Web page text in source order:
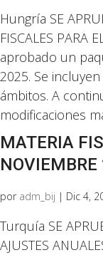
Hungría SE
FISCALES PARA
aprobado un
2025. Se
ámbitos. A
modificaciones
MATERIA
por adm_bij | Dic 4,
Turquía SE
AJUSTES